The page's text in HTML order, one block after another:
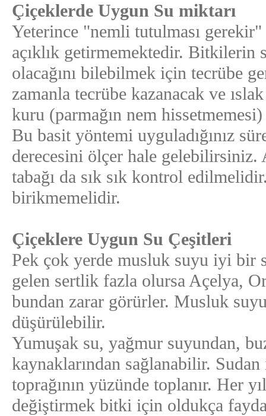
Çiçeklerde Uygun Su miktarı
Yeterince "nemli tutulması
açıklık getirmemektedir. Bitkilerin
olacağını bilebilmek için tecrübe
zamanla tecrübe kazanacak ve
kuru (parmağın nem
Bu basit yöntemi uyguladığınız
derecesini ölçer hale gelebilirsiniz.
tabağı da sık sık kontrol
birikmemelidir.
Çiçeklere Uygun Su Çeşitleri
Pek çok yerde musluk suyu iyi bir
gelen sertlik fazla olursa Açelya,
bundan zarar görürler. Musluk
düşürülebilir.
Yumuşak su, yağmur suyundan,
kaynaklarından sağlanabilir.
toprağının yüzünde toplanır. Her
değiştirmek bitki için oldukça